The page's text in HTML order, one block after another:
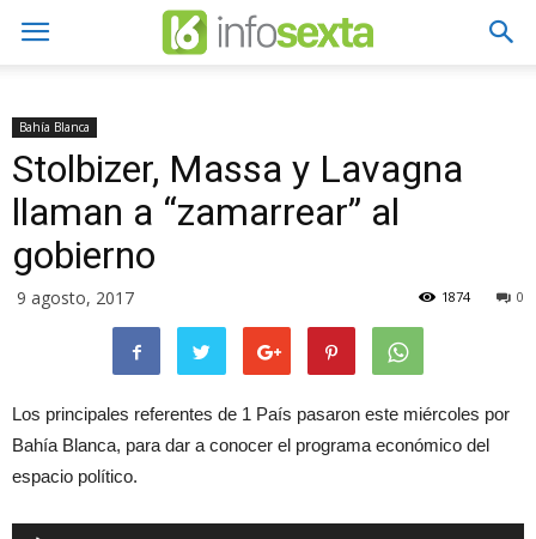
Bahía Blanca
Stolbizer, Massa y Lavagna
llaman a “zamarrear” al
gobierno
9 agosto, 2017 0
1874
Los principales referentes de 1 País pasaron este miércoles por
Bahía Blanca, para dar a conocer el programa económico del
espacio político.